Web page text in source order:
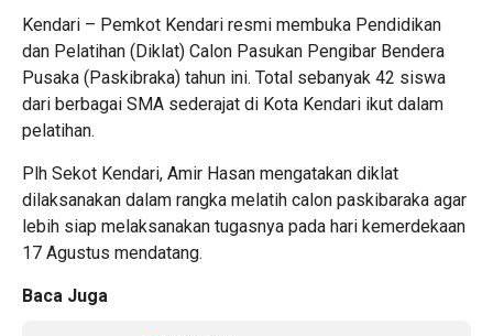
Kendari – Pemkot Kendari resmi membuka Pendidikan
dan Pelatihan (Diklat) Calon Pasukan Pengibar Bendera
Pusaka (Paskibraka) tahun ini. Total sebanyak 42 siswa
dari berbagai SMA sederajat di Kota Kendari ikut dalam
pelatihan.
Plh Sekot Kendari, Amir Hasan mengatakan diklat
dilaksanakan dalam rangka melatih calon paskibaraka agar
lebih siap melaksanakan tugasnya pada hari kemerdekaan
17 Agustus mendatang.
Baca Juga